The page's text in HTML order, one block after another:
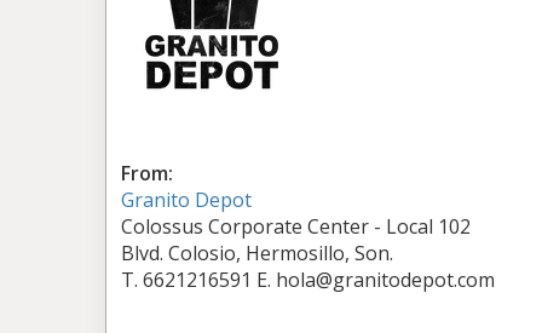
From:
Granito Depot
Colossus Corporate Center - Local 102
Blvd. Colosio, Hermosillo, Son.
T. 6621216591 E. hola@granitodepot.com